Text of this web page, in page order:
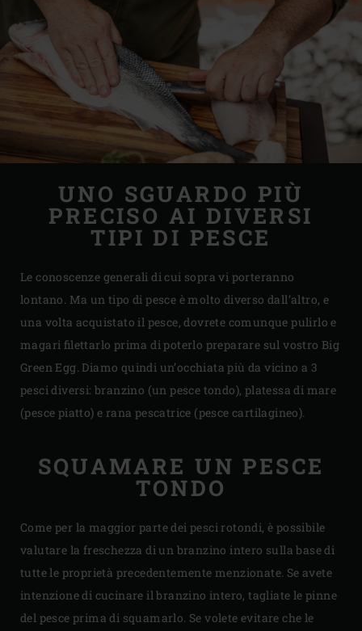
UNO SGUARDO PIÙ
PRECISO AI DIVERSI
TIPI DI PESCE
Le conoscenze generali di cui sopra vi porteranno
lontano. Ma un tipo di pesce è molto diverso dall’altro, e
una volta acquistato il pesce, dovrete comunque pulirlo e
magari filettarlo prima di poterlo preparare sul vostro Big
Green Egg. Diamo quindi un’occhiata più da vicino a 3
pesci diversi: branzino (un pesce tondo), platessa di mare
(pesce piatto) e rana pescatrice (pesce cartilagineo).
SQUAMARE UN PESCE
TONDO
Come per la maggior parte dei pesci rotondi, è possibile
valutare la freschezza di un branzino intero sulla base di
tutte le proprietà precedentemente menzionate. Se avete
intenzione di cucinare il branzino intero, tagliate le pinne
del pesce prima di squamarlo. Se volete evitare che le